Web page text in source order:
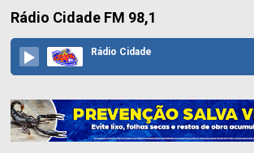
Rádio Cidade FM 98,1
Rádio Cidade